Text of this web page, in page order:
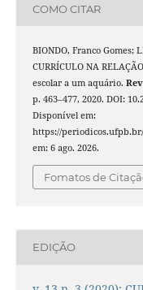
COMO CITAR
BIONDO, Franco Gomes;
CURRÍCULO NA
escolar a um aquário.
p. 463–477, 2020. DOI:
Disponível em:
https://
em: 6 ago. 2026.
Fomatos de
EDIÇÃO